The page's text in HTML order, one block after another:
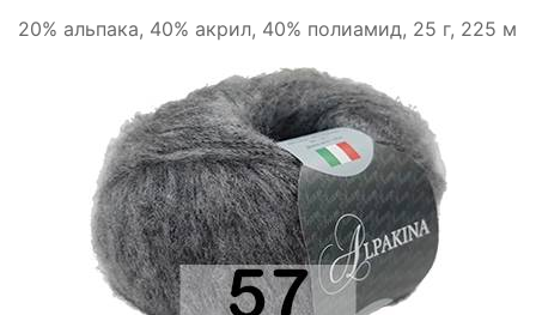
20% альпака, 40% акрил, 40% полиамид, 25 г, 225 м